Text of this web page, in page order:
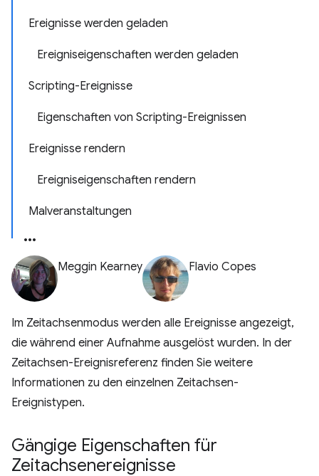
Ereignisse werden geladen
Ereigniseigenschaften werden geladen
Scripting-Ereignisse
Eigenschaften von Scripting-Ereignissen
Ereignisse rendern
Ereigniseigenschaften rendern
Malveranstaltungen
Meggin Kearney Flavio Copes
Im Zeitachsenmodus werden alle Ereignisse angezeigt,
die während einer Aufnahme ausgelöst wurden. In der
Zeitachsen-Ereignisreferenz finden Sie weitere
Informationen zu den einzelnen Zeitachsen-
Ereignistypen.
Gängige Eigenschaften für
Zeitachsenereignisse